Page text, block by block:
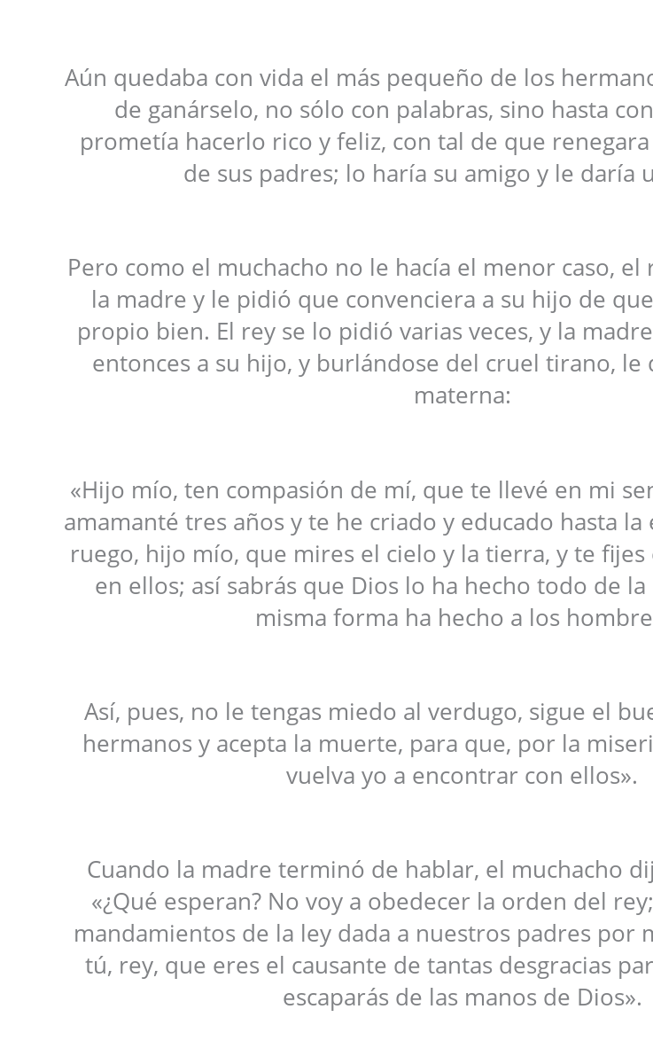
Aún quedaba con vida el más pequeño de los
de ganárselo, no sólo con palabras, sino hasta
prometía hacerlo rico y feliz, con tal de que
de sus padres; lo haría su amigo y le daría
Pero como el muchacho no le hacía el menor caso,
la madre y le pidió que convenciera a su hijo de
propio bien. El rey se lo pidió varias veces, y la
entonces a su hijo, y burlándose del cruel tirano, le
materna:
«Hijo mío, ten compasión de mí, que te llevé en mi
amamanté tres años y te he criado y educado hasta la
ruego, hijo mío, que mires el cielo y la tierra, y te
en ellos; así sabrás que Dios lo ha hecho todo de
misma forma ha hecho a los
Así, pues, no le tengas miedo al verdugo, sigue el
hermanos y acepta la muerte, para que, por la
vuelva yo a encontrar con ellos».
Cuando la madre terminó de hablar, el muchacho
«¿Qué esperan? No voy a obedecer la orden del
mandamientos de la ley dada a nuestros padres por
tú, rey, que eres el causante de tantas desgracias
escaparás de las manos de Dios».